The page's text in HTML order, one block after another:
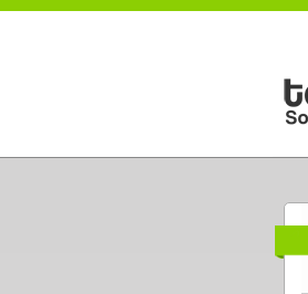
Direkt zum Inhalt